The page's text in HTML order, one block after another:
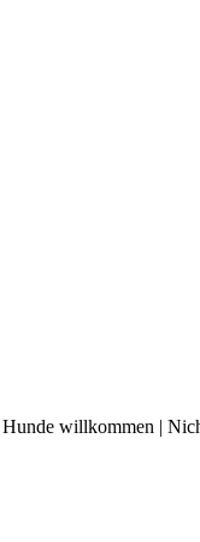
willkommen |